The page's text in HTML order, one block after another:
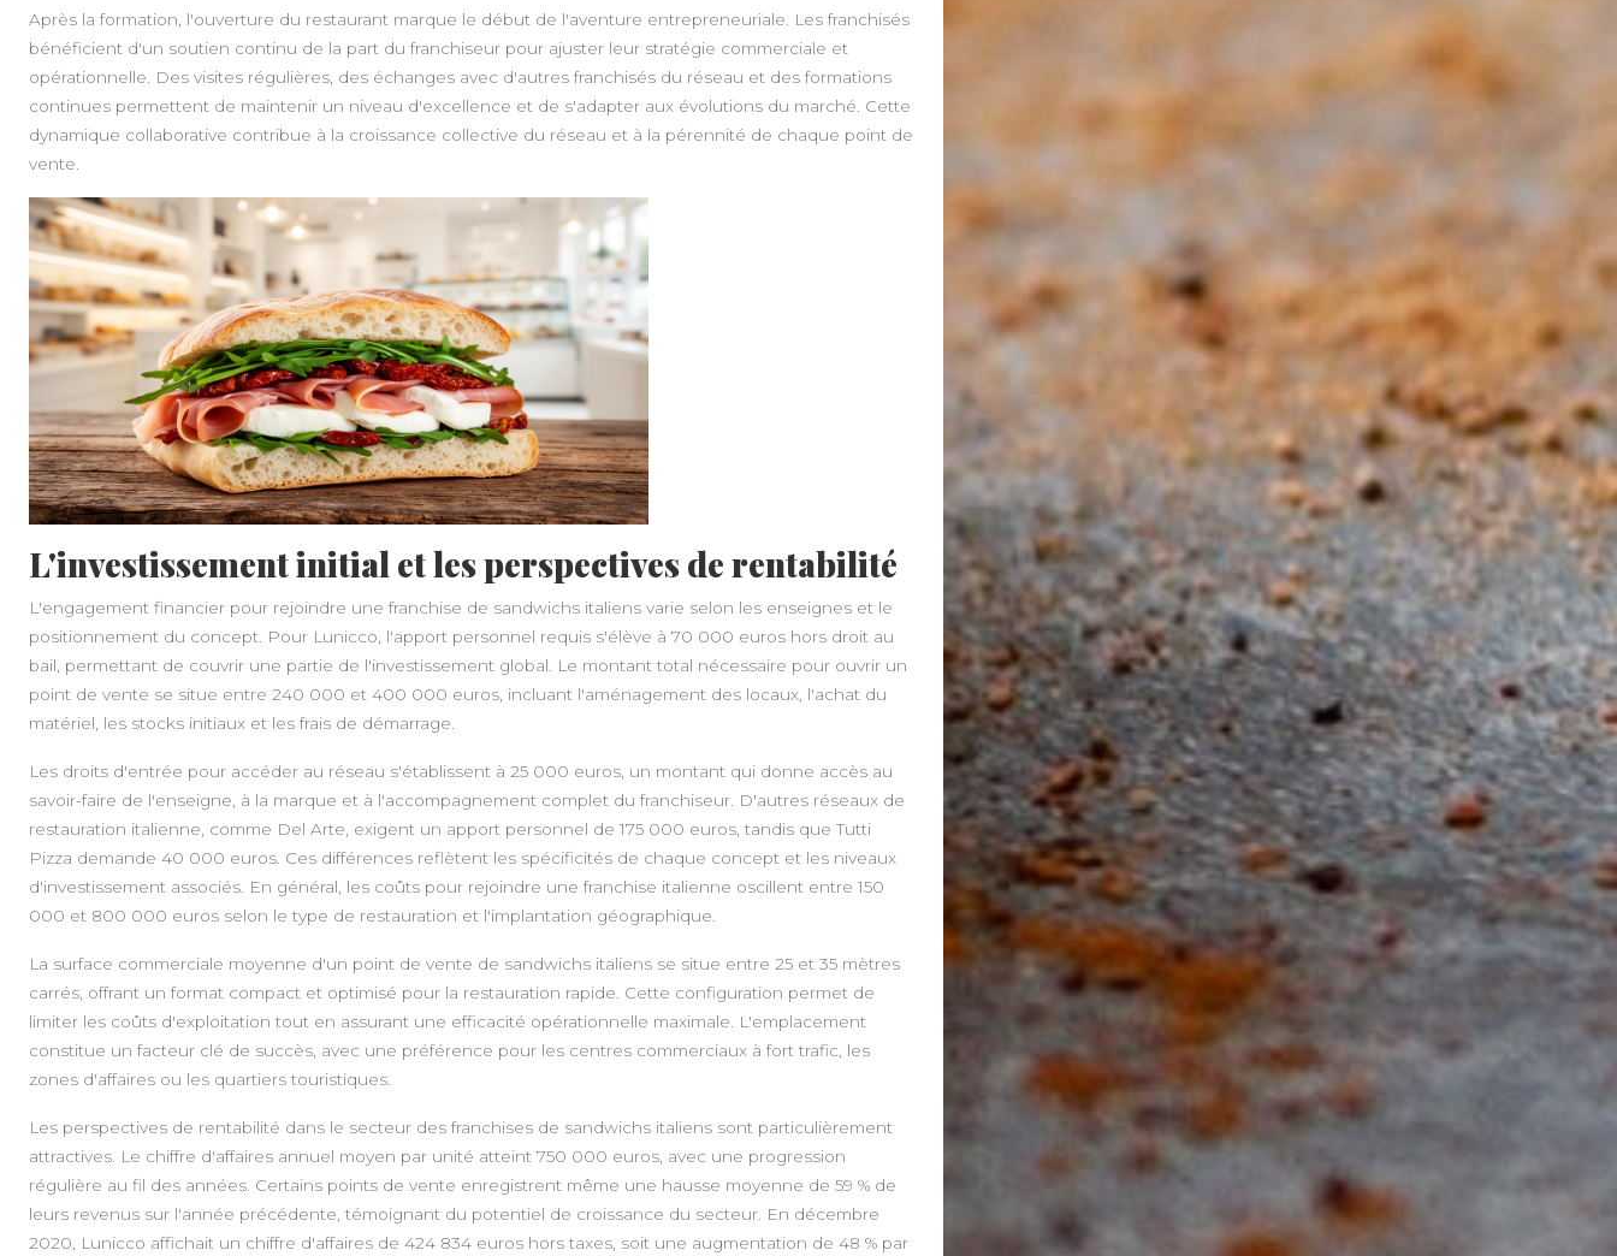
Après la formation, l'ouverture du restaurant marque le début de l'aventure entrepreneuriale. Les franchisés
bénéficient d'un soutien continu de la part du franchiseur pour ajuster leur stratégie commerciale et
opérationnelle. Des visites régulières, des échanges avec d'autres franchisés du réseau et des formations
continues permettent de maintenir un niveau d'excellence et de s'adapter aux évolutions du marché. Cette
dynamique collaborative contribue à la croissance collective du réseau et à la pérennité de chaque point de
vente.
L'investissement initial et les perspectives de rentabilité
L'engagement financier pour rejoindre une franchise de sandwichs italiens varie selon les enseignes et le
positionnement du concept. Pour Lunicco, l'apport personnel requis s'élève à 70 000 euros hors droit au
bail, permettant de couvrir une partie de l'investissement global. Le montant total nécessaire pour ouvrir un
point de vente se situe entre 240 000 et 400 000 euros, incluant l'aménagement des locaux, l'achat du
matériel, les stocks initiaux et les frais de démarrage.
Les droits d'entrée pour accéder au réseau s'établissent à 25 000 euros, un montant qui donne accès au
savoir-faire de l'enseigne, à la marque et à l'accompagnement complet du franchiseur. D'autres réseaux de
restauration italienne, comme Del Arte, exigent un apport personnel de 175 000 euros, tandis que Tutti
Pizza demande 40 000 euros. Ces différences reflètent les spécificités de chaque concept et les niveaux
d'investissement associés. En général, les coûts pour rejoindre une franchise italienne oscillent entre 150
000 et 800 000 euros selon le type de restauration et l'implantation géographique.
La surface commerciale moyenne d'un point de vente de sandwichs italiens se situe entre 25 et 35 mètres
carrés, offrant un format compact et optimisé pour la restauration rapide. Cette configuration permet de
limiter les coûts d'exploitation tout en assurant une efficacité opérationnelle maximale. L'emplacement
constitue un facteur clé de succès, avec une préférence pour les centres commerciaux à fort trafic, les
zones d'affaires ou les quartiers touristiques.
Les perspectives de rentabilité dans le secteur des franchises de sandwichs italiens sont particulièrement
attractives. Le chiffre d'affaires annuel moyen par unité atteint 750 000 euros, avec une progression
régulière au fil des années. Certains points de vente enregistrent même une hausse moyenne de 59 % de
leurs revenus sur l'année précédente, témoignant du potentiel de croissance du secteur. En décembre
2020, Lunicco affichait un chiffre d'affaires de 424 834 euros hors taxes, soit une augmentation de 48 % par